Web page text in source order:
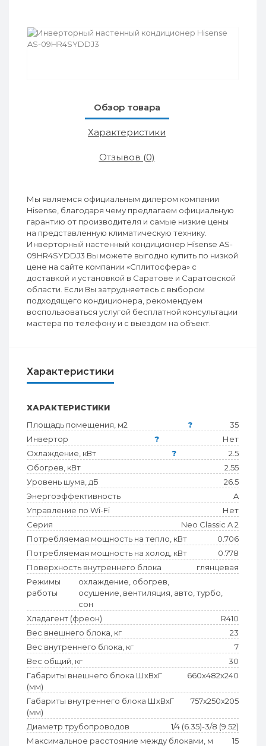
Обзор товара
Характеристики
Отзывов (0)
Мы являемся официальным дилером компании
Hisense, благодаря чему предлагаем официальную
гарантию от производителя и самые низкие цены
на представленную климатическую технику.
Инверторный настенный кондиционер Hisense AS-
09HR4SYDDJ3 Вы можете выгодно купить по низкой
цене на сайте компании «Сплитосфера» с
доставкой и установкой в Саратове и Саратовской
области. Если Вы затрудняетесь с выбором
подходящего кондиционера, рекомендуем
воспользоваться услугой бесплатной консультации
мастера по телефону и с выездом на объект.
Характеристики
ХАРАКТЕРИСТИКИ
Площадь помещения, м2
?
35
Инвертор
?
Нет
Охлаждение, кВт
?
2.5
Обогрев, кВт
2.55
Уровень шума, дБ
26.5
Энергоэффективность
A
Управление по Wi-Fi
Нет
Серия
Neo Classic A 2
Потребляемая мощность на тепло, кВт
0.706
Потребляемая мощность на холод, кВт
0.778
Поверхность внутреннего блока
глянцевая
Режимы
работы
охлаждение, обогрев,
осушение, вентиляция, авто, турбо,
сон
Хладагент (фреон)
R410
Вес внешнего блока, кг
23
Вес внутреннего блока, кг
7
Вес общий, кг
30
Габариты внешнего блока ШхВхГ
(мм)
660x482x240
Габариты внутреннего блока ШхВхГ
(мм)
757x250x205
Диаметр трубопроводов
1/4 (6.35)-3/8 (9.52)
Максимальное расстояние между блоками, м
15